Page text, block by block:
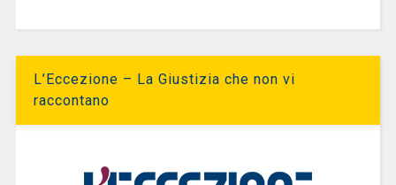
L’Eccezione – La Giustizia che non vi
raccontano